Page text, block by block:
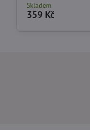
Skladem
359 Kč